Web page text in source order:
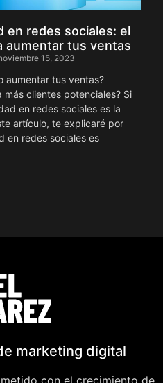
en redes sociales: el
aumentar tus ventas
15, 2023
aumentar tus ventas?
más clientes potenciales? Si
en redes sociales es la
artículo, te explicaré por
en redes sociales es
marketing digital
con el crecimiento de